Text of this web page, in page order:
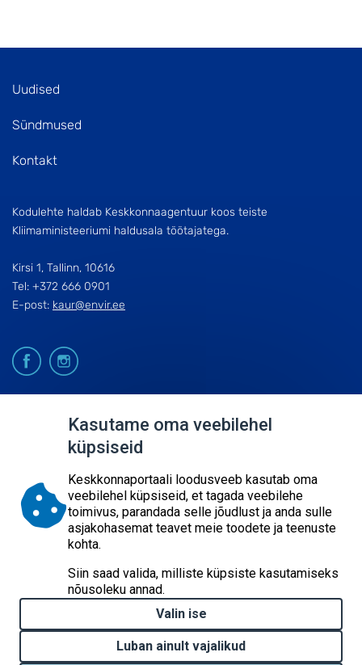
Uudised
Sündmused
Kontakt
KESKKONNAAGENTUUR
ESITA PÄRING
Kodulehte haldab Keskkonnaagentuur koos teiste
Kliimaministeeriumi haldusala töötajatega.
Kirsi 1, Tallinn, 10616
Tel: +372 666 0901
E-post: kaur@envir.ee
Kasutame oma veebilehel
küpsiseid
Keskkonnaportaali loodusveeb kasutab oma
veebilehel küpsiseid, et tagada veebilehe
toimivus, parandada selle jõudlust ja anda sulle
asjakohasemat teavet meie toodete ja teenuste
kohta.
Siin saad valida, milliste küpsiste kasutamiseks
nõusoleku annad.
Valin ise
Luban ainult vajalikud